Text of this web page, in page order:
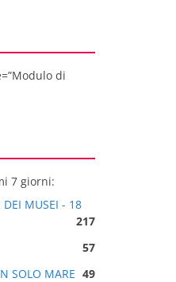
di
7 giorni:
DEI MUSEI - 18
217
57
SOLO MARE 49